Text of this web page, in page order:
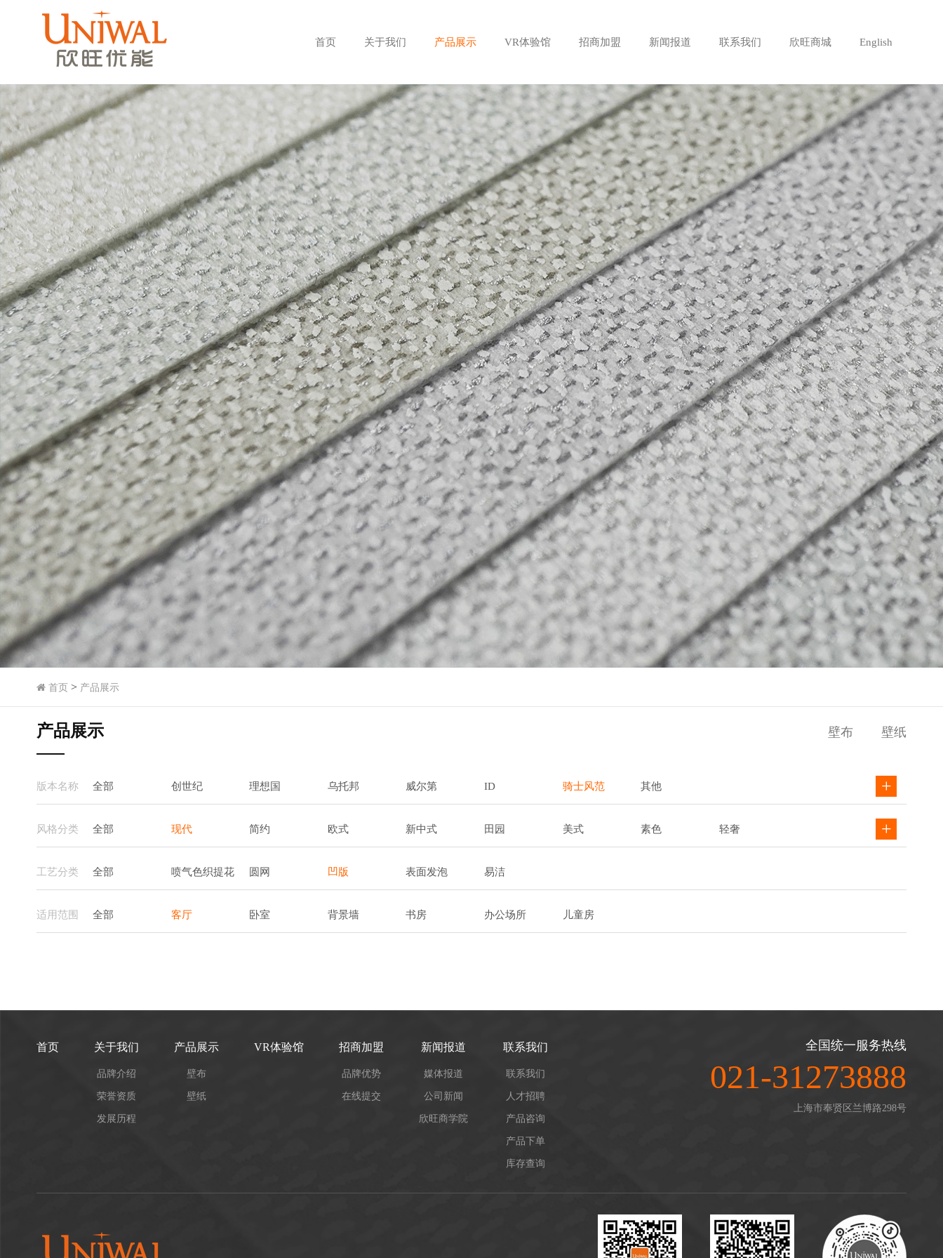
首页 关于我们 产品展示 VR体验馆 招商加盟 新闻报道 联系我们 欣旺商城 English
首页 > 产品展示
产品展示 壁布 壁纸
版本名称 全部 创世纪 理想国 乌托邦 威尔第 ID 骑士风范 其他
风格分类 全部 现代 简约 欧式 新中式 田园 美式 素色 轻奢
工艺分类 全部 喷气色织提花 圆网 凹版 表面发泡 易洁
适用范围 全部 客厅 卧室 背景墙 书房 办公场所 儿童房
首页 关于我们
品牌介绍
荣誉资质
发展历程
产品展示
壁布
壁纸
VR体验馆 招商加盟
品牌优势
在线提交
新闻报道
媒体报道
公司新闻
欣旺商学院
联系我们
联系我们
人才招聘
产品咨询
产品下单
库存查询
全国统一服务热线
021-31273888
上海市奉贤区兰博路298号